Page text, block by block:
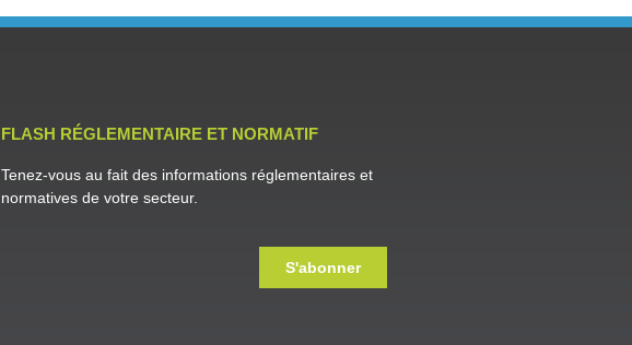
FLASH RÉGLEMENTAIRE ET NORMATIF
Tenez-vous au fait des informations réglementaires et
normatives de votre secteur.
S'abonner